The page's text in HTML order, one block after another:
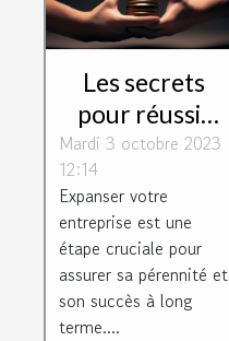
Les secrets
pour réussir
l'expansion de
entreprise
Mardi 3 octobre 2023
12:14
Expanser votre
entreprise est une
étape cruciale pour
assurer sa pérennité et
son succès à long
terme....